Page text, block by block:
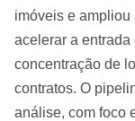
imóveis e ampliou
acelerar a entrada
concentração de
contratos. O
análise, com foco